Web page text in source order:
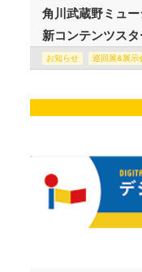
角川武蔵野ミュ
新コンテンツスタ
お知らせ 巡回展&展示